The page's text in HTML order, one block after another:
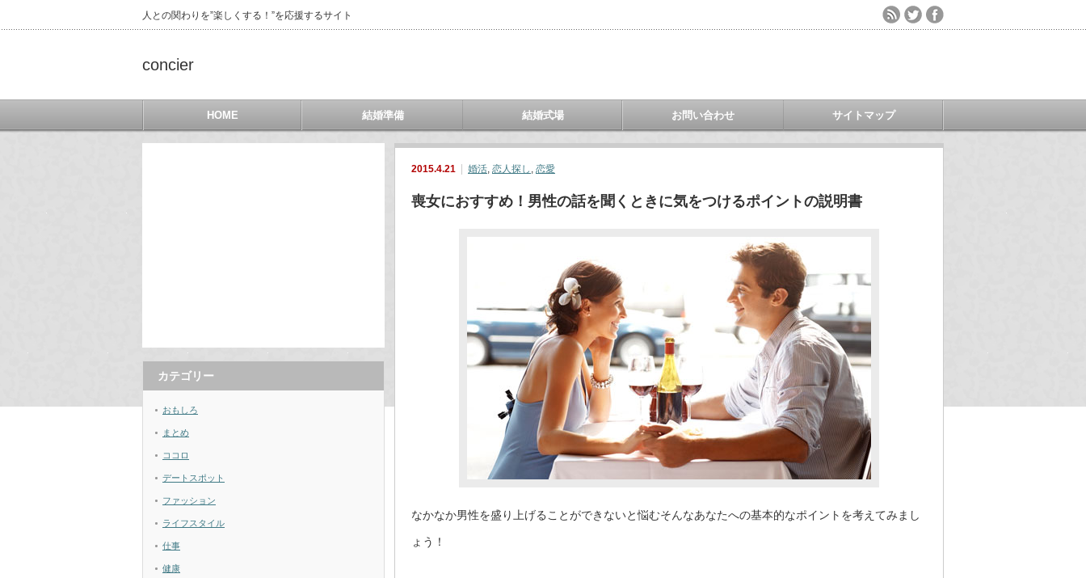
人との関わりを”楽しくする！”を応援するサイト
concier
HOME 結婚準備 結婚式場 お問い合わせ サイトマップ
2015.4.21 婚活, 恋人探し , 恋愛
喪女におすすめ！男性の話を聞くときに気をつけるポイントの説明書
なかなか男性を盛り上げることができないと悩むそんなあなたへの基本的なポイントを考えてみまし
ょう！
カテゴリー
おもしろ
まとめ
ココロ
デートスポット
ファッション
ライフスタイル
仕事
健康